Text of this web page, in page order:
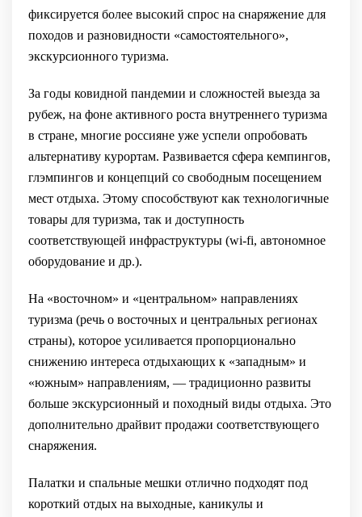
фиксируется более высокий спрос на снаряжение для
походов и разновидности «самостоятельного»,
экскурсионного туризма.
За годы ковидной пандемии и сложностей выезда за
рубеж, на фоне активного роста внутреннего туризма
в стране, многие россияне уже успели опробовать
альтернативу курортам. Развивается сфера кемпингов,
глэмпингов и концепций со свободным посещением
мест отдыха. Этому способствуют как технологичные
товары для туризма, так и доступность
соответствующей инфраструктуры (wi-fi, автономное
оборудование и др.).
На «восточном» и «центральном» направлениях
туризма (речь о восточных и центральных регионах
страны), которое усиливается пропорционально
снижению интереса отдыхающих к «западным» и
«южным» направлениям, — традиционно развиты
больше экскурсионный и походный виды отдыха. Это
дополнительно драйвит продажи соответствующего
снаряжения.
Палатки и спальные мешки отлично подходят под
короткий отдых на выходные, каникулы и